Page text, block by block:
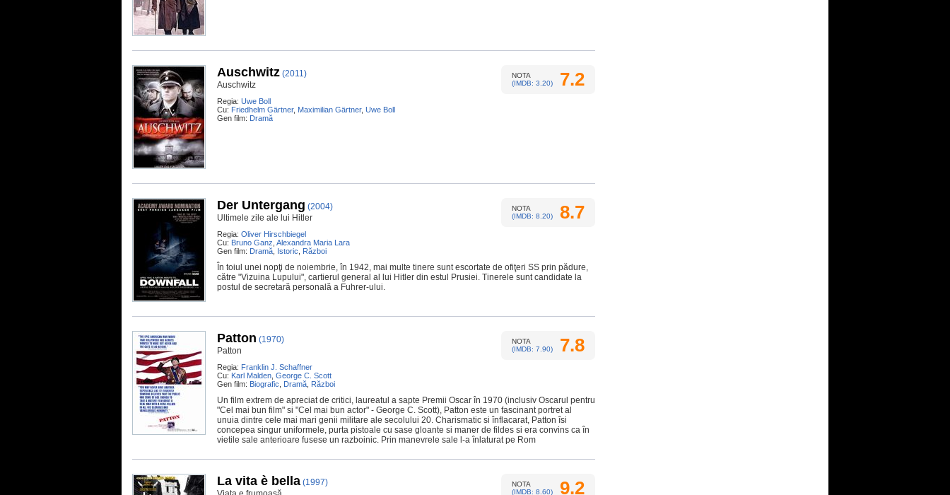
NOTA
(IMDB: 3.20)
7.2
Auschwitz (2011)
Auschwitz
Regia: Uwe Boll
Cu: Friedhelm Gärtner, Maximilian Gärtner, Uwe Boll
Gen film: Dramă
NOTA
(IMDB: 8.20)
8.7
Der Untergang (2004)
Ultimele zile ale lui Hitler
Regia: Oliver Hirschbiegel
Cu: Bruno Ganz Alexandra Maria Lara
Gen film: Dramă Istoric Război
În toiul unei nopţi de noiembrie, în 1942, mai multe tinere sunt escortate de ofiţeri SS prin pădure,
către "Vizuina Lupului", cartierul general al lui Hitler din estul Prusiei. Tinerele sunt candidate la
postul de secretară personală a Fuhrer-ului.
NOTA
(IMDB: 7.90)
7.8
Patton (1970)
Patton
Regia: Franklin J. Schaffner
Cu: Karl Malden George C. Scott
Gen film: Biografic Dramă Război
Un film extrem de apreciat de critici, laureatul a sapte Premii Oscar în 1970 (inclusiv Oscarul pentru
"Cel mai bun film" si "Cel mai bun actor" - George C. Scott), Patton este un fascinant portret al
unuia dintre cele mai mari genii militare ale secolului 20. Charismatic si înflacarat, Patton îsi
concepea singur uniformele, purta pistoale cu sase gloante si maner de fildes si era convins ca în
vietile sale anterioare fusese un razboinic. Prin manevrele sale l-a înlaturat pe Rom
NOTA
(IMDB: 8.60)
9.2
La vita è bella (1997)